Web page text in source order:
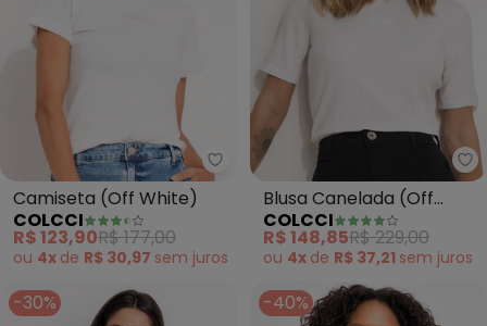
Colcci - Camiseta (Off White)
Camiseta (Off White)
COLCCI
R$ 123,90R$ 177,00
ou 4x de R$ 30,97 sem juros
Blusa Canelada (Off
White)
COLCCI
R$ 148,85R$ 229,00
ou 4x de R$ 37,21 sem juros
-30% -40%